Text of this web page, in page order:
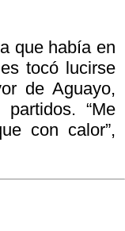
que había en
tocó lucirse
de Aguayo,
“Me
con calor”,